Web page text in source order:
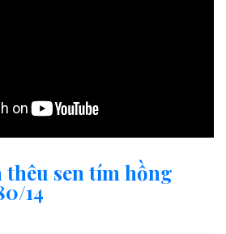
sen tím hồng
14